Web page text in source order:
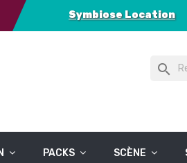
Symbiose Location
search
PACKS SCÈNE